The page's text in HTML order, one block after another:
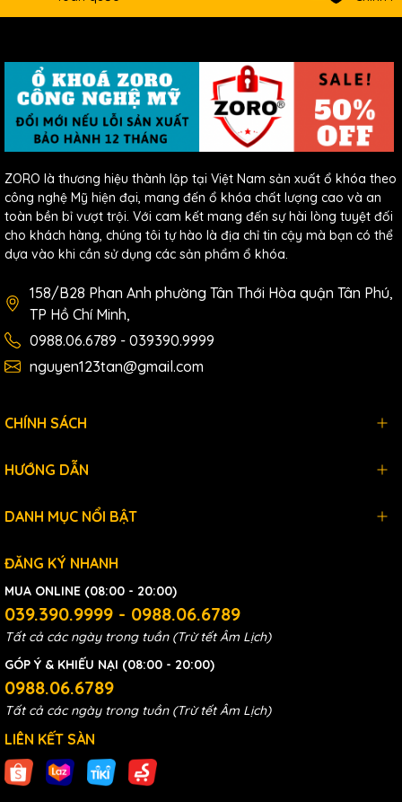
ZORO là thương hiệu thành lập tại Việt Nam sản xuất ổ khóa theo
công nghệ Mỹ hiện đại, mang đến ổ khóa chất lượng cao và an
toàn bền bỉ vượt trội. Với cam kết mang đến sự hài lòng tuyệt đối
cho khách hàng, chúng tôi tự hào là địa chỉ tin cậy mà bạn có thể
dựa vào khi cần sử dụng các sản phẩm ổ khóa.
158/B28 Phan Anh phường Tân Thới Hòa quận Tân Phú,
TP Hồ Chí Minh,
0988.06.6789 - 039390.9999
nguyen123tan@gmail.com
CHÍNH SÁCH
HƯỚNG DẪN
DANH MỤC NỔI BẬT
ĐĂNG KÝ NHANH
MUA ONLINE (08:00 - 20:00)
039.390.9999 - 0988.06.6789
Tất cả các ngày trong tuần (Trừ tết Âm Lịch)
GÓP Ý & KHIẾU NẠI (08:00 - 20:00)
0988.06.6789
Tất cả các ngày trong tuần (Trừ tết Âm Lịch)
LIÊN KẾT SÀN